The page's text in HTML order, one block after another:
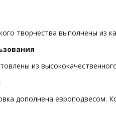
творчества выполнены из
из
дополнена европодвесом.